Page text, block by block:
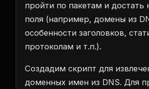
пройти по пакетам и достать
поля (например, домены из
особенности заголовков,
протоколам и т.п.).
Создадим скрипт для
доменных имен из DNS. Для